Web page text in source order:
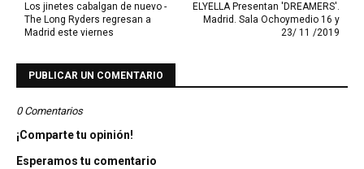
ELYELLA Presentan 'DREAMERS'.
Madrid. Sala Ochoymedio 16 y
23/ 11 /2019
Los jinetes cabalgan de nuevo -
The Long Ryders regresan a
Madrid este viernes
PUBLICAR UN COMENTARIO
0 Comentarios
¡Comparte tu opinión!
Esperamos tu comentario